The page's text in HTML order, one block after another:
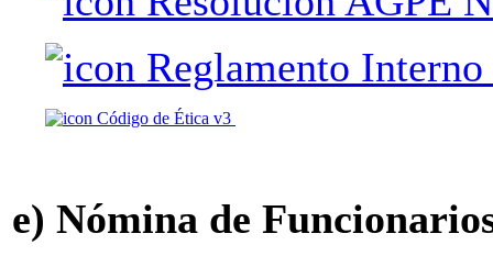
Reglamento
Código de Ética v3
e) Nómina de